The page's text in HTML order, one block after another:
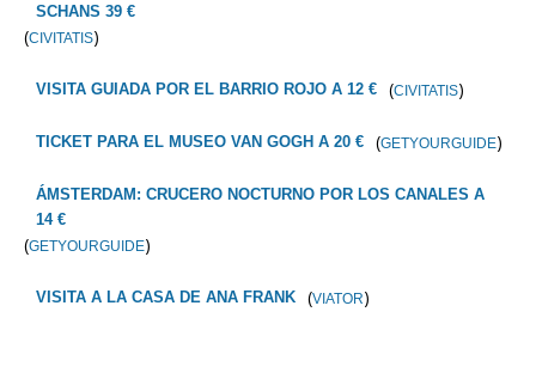
SCHANS 39 €
(CIVITATIS)
VISITA GUIADA POR EL BARRIO ROJO A 12 € (CIVITATIS)
TICKET PARA EL MUSEO VAN GOGH A 20 € (GETYOURGUIDE)
ÁMSTERDAM: CRUCERO NOCTURNO POR LOS CANALES A
14 €
(GETYOURGUIDE)
VISITA A LA CASA DE ANA FRANK (VIATOR)